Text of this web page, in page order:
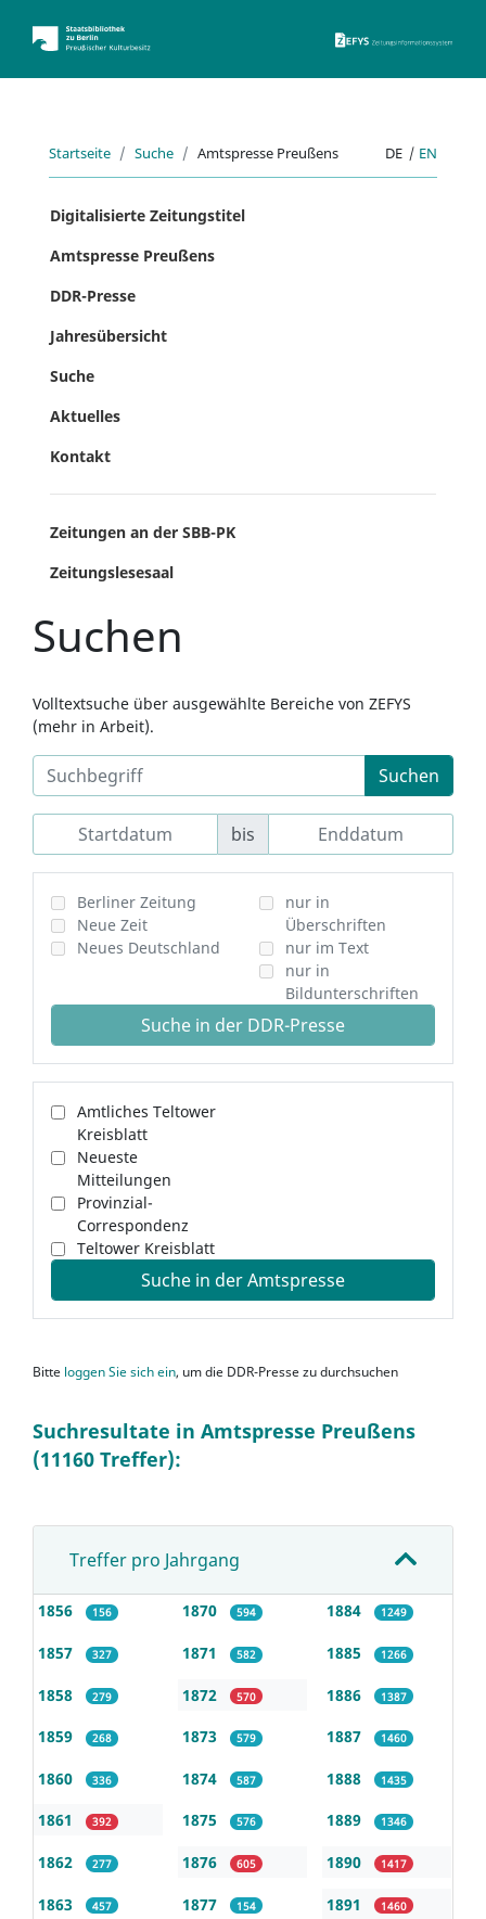
Startseite Suche Amtspresse Preußens DE | EN
Digitalisierte Zeitungstitel
Amtspresse Preußens
DDR-Presse
Jahresübersicht
Suche
Aktuelles
Kontakt
Zeitungen an der SBB-PK
Zeitungslesesaal
Suchen
Volltextsuche über ausgewählte Bereiche von ZEFYS
(mehr in Arbeit).
Suchen
bis
Berliner Zeitung
Neue Zeit
Neues Deutschland
nur in
Überschriften
nur im Text
nur in
Bildunterschriften
Suche in der DDR-Presse
Amtliches Teltower
Kreisblatt
Neueste
Mitteilungen
Provinzial-
Correspondenz
Teltower Kreisblatt
Suche in der Amtspresse
Bitte loggen Sie sich ein, um die DDR-Presse zu durchsuchen
Suchresultate in Amtspresse Preußens
(11160 Treffer):
Treffer pro Jahrgang
1856 156
1857 327
1858 279
1859 268
1860 336
1861 392
1862 277
1863 457
1870 594
1871 582
1872 570
1873 579
1874 587
1875 576
1876 605
1877 154
1884 1249
1885 1266
1886 1387
1887 1460
1888 1435
1889 1346
1890 1417
1891 1460